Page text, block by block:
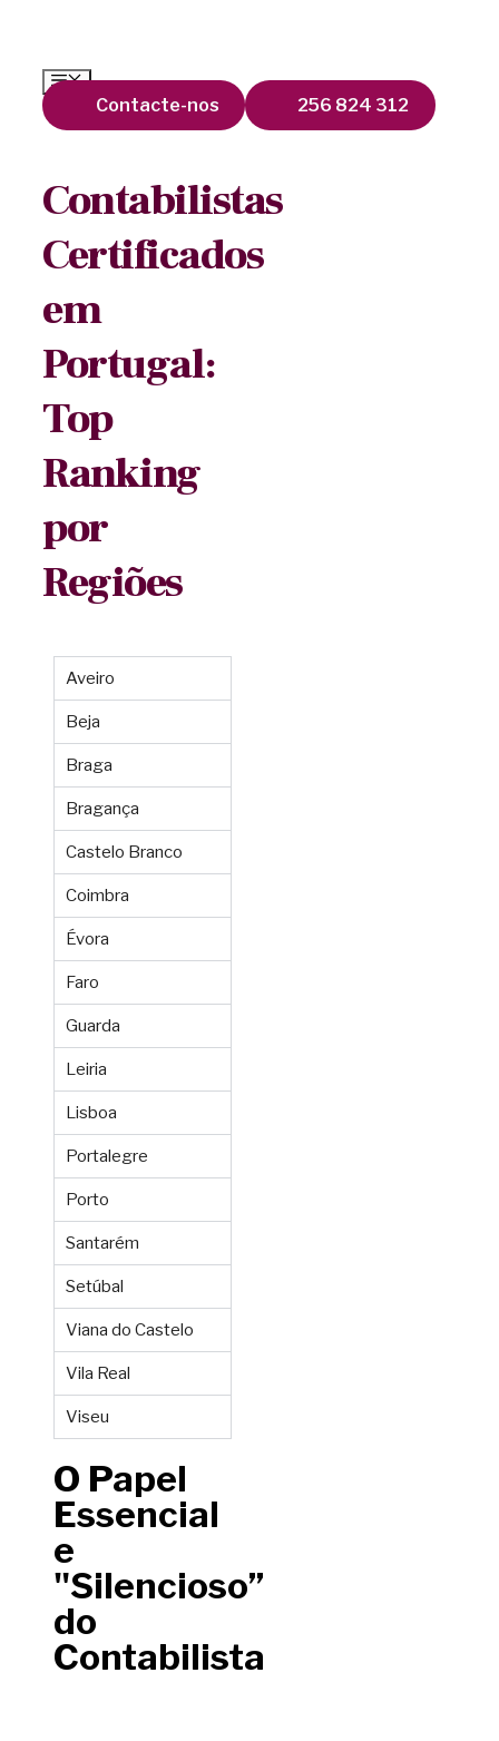
Contacte-nos 256 824 312
Contabilistas
Certificados
em
Portugal:
Top
Ranking
por
Regiões
Aveiro
Beja
Braga
Bragança
Castelo Branco
Coimbra
Évora
Faro
Guarda
Leiria
Lisboa
Portalegre
Porto
Santarém
Setúbal
Viana do Castelo
Vila Real
Viseu
O Papel
Essencial
e
"Silencioso”
do
Contabilista